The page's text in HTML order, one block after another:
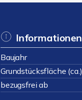
Informationen
Baujahr
Grundstücksfläche (ca.)
bezugsfrei ab